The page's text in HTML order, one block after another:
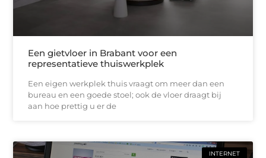
Een gietvloer in Brabant voor een
representatieve thuiswerkplek
Een eigen werkplek thuis vraagt om meer dan een
bureau en een goede stoel; ook de vloer draagt bij
aan hoe prettig u er de
INTERNET